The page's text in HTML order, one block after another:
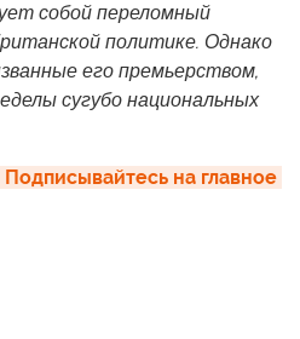
собой переломный
политике. Однако
его премьерством,
сугубо национальных
на главное